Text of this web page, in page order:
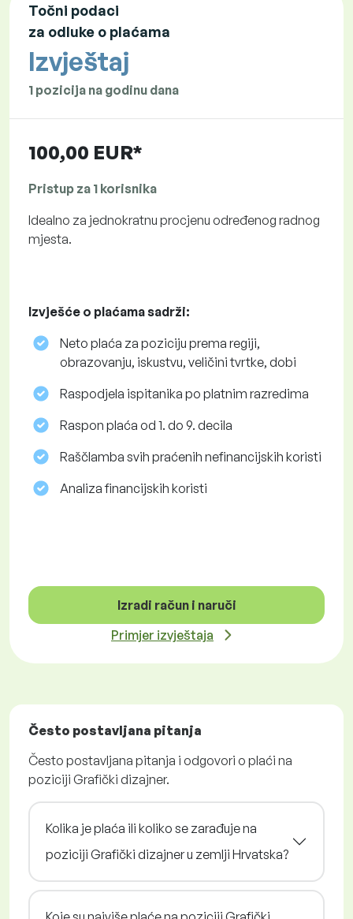
Točni podaci
za odluke o plaćama
Izvještaj
1 pozicija na godinu dana
100,00 EUR*
Pristup za 1 korisnika
Idealno za jednokratnu procjenu određenog radnog
mjesta.
Izvješće o plaćama sadrži:
Neto plaća za poziciju prema regiji,
obrazovanju, iskustvu, veličini tvrtke, dobi
Raspodjela ispitanika po platnim razredima
Raspon plaća od 1. do 9. decila
Raščlamba svih praćenih nefinancijskih koristi
Analiza financijskih koristi
Izradi račun i naruči
Primjer izvještaja
Često postavljana pitanja
Često postavljana pitanja i odgovori o plaći na
poziciji Grafički dizajner.
Kolika je plaća ili koliko se zarađuje na
poziciji Grafički dizajner u zemlji Hrvatska?